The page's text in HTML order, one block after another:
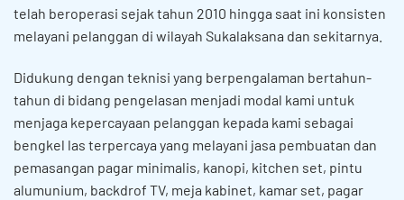
telah beroperasi sejak tahun 2010 hingga saat ini konsisten
melayani pelanggan di wilayah Sukalaksana dan sekitarnya.
Didukung dengan teknisi yang berpengalaman bertahun-
tahun di bidang pengelasan menjadi modal kami untuk
menjaga kepercayaan pelanggan kepada kami sebagai
bengkel las terpercaya yang melayani jasa pembuatan dan
pemasangan pagar minimalis, kanopi, kitchen set, pintu
alumunium, backdrof TV, meja kabinet, kamar set, pagar